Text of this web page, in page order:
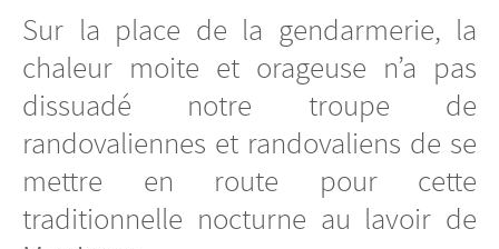
Sur la place de la gendarmerie, la
chaleur moite et orageuse n’a pas
dissuadé notre troupe de
randovaliennes et randovaliens de se
mettre en route pour cette
traditionnelle nocturne au lavoir de